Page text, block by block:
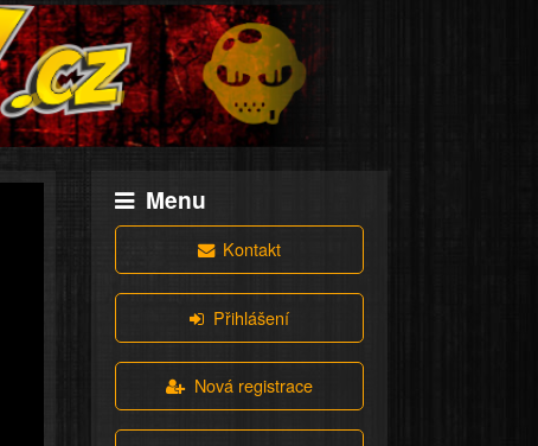
Menu
Kontakt
Přihlášení
Nová registrace